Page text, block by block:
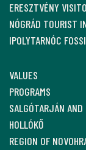
ERESZTVÉNY
NÓGRÁD TOURIST
IPOLYTARNÓC
VALUES
PROGRAMS
SALGÓTARJÁN AND
HOLLÓKŐ
REGION OF